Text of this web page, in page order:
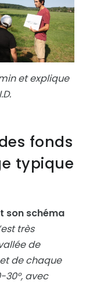
et explique
fonds
typique
son schéma
très
de
de chaque
30°, avec